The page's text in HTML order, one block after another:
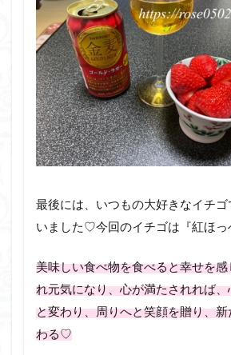
最後には、いつもの大好きなイチ
いました♡今回のイチゴは『紅ほ
美味しい食べ物を食べると幸せを
れ元気になり、心が満たされれば
と変わり、周りへと笑顔を贈り、
わる♡